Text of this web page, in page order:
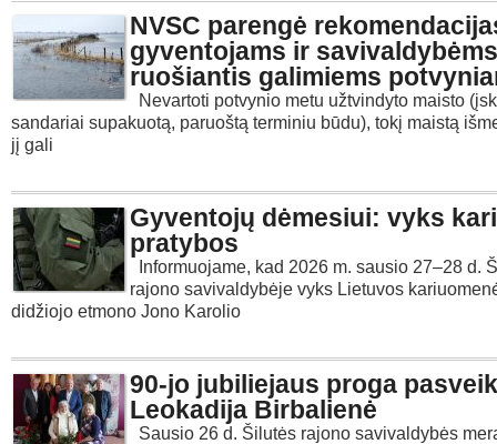
NVSC parengė
gyventojams ir savivaldybėms
ruošiantis galimiems
Nevartoti potvynio metu užtvindyto maisto
sandariai supakuotą, paruoštą terminiu būdu), tokį maistą
jį gali
Gyventojų dėmesiui: vyks
pratybos
Informuojame, kad 2026 m. sausio 27–28 d.
rajono savivaldybėje vyks Lietuvos
didžiojo etmono Jono Karolio
90-jo jubiliejaus proga
Leokadija Birbalienė
Sausio 26 d. Šilutės rajono savivaldybės